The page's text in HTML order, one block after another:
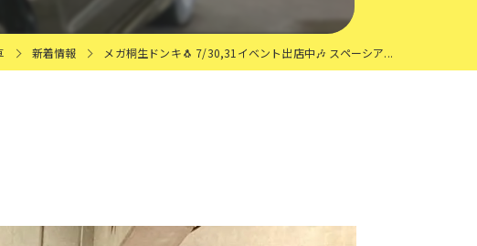
新着情報 メガ桐生ドンキ🐧 7/30,31イベント出店中🎶 スペーシア...